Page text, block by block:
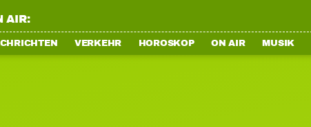
AIR:
VERKEHR HOROSKOP ON AIR MUSIK